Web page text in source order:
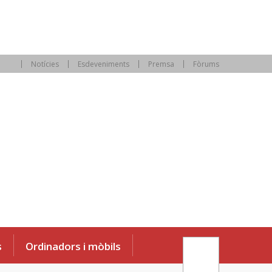
Notícies Esdeveniments Premsa Fòrums
Ordinadors i mòbils